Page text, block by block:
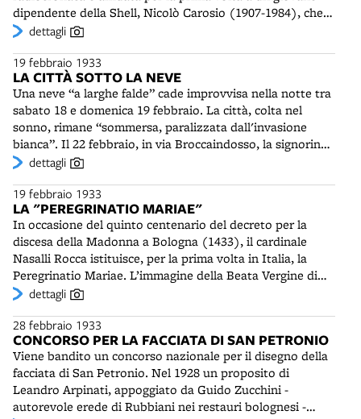
Alcune barche saranno travolte dalla piena eccezionale
del 19 novembre 1940. Quelle restanti funzioneranno da
traghetto fino all'inverno 1945-46, quando saranno
trascinate via dal ghiaccio. Verranno ritrovate più tardi e
allora la famiglia Casagrande appronterà con quelle ed
altre una passerella per gli operai che giornalmente
vanno al lavoro a Bologna. La grande piena del 1951
trascinerà via anche questa passerella. Con le due barche
ritrovate a valle poco lontano sarà attivato un nuovo
traghetto dalla famiglia Battistini. Un ultimo ponte di
barche sarà distrutto dalla piena del 1966, che segnerà la
fine definitiva del traghetto di Trebbo.
dipendente della Shell, Nicolò Carosio (1907-1984), che
rimarrà, fino ai mondiali del 1970, il numero uno dei
carriera Carosio lavorerà per l’Eiar, e quindi per la Rai,
sempre solo come collaboratore esterno.
dettagli
19 febbraio 1933
LA CITTÀ SOTTO LA NEVE
Una neve “a larghe falde” cade improvvisa nella notte tra
sabato 18 e domenica 19 febbraio. La città, colta nel
sonno, rimane “sommersa, paralizzata dall'invasione
bianca”. Il 22 febbraio, in via Broccaindosso, la signorina
Atlantide Marchesini è letteralmente sepolta sotto un
giorno le scuole rimangono chiuse, mancando i percorsi
di accesso, ma l'indomani riaprono, nonostante il
persistere del maltempo: alle elemetari, soprattutto, i
bambini trovano assitenza e conforto e una refezione
calda, necessaria in questo frangente. L'ufficio di
collocamento si mobilita per reperire gli spalatori: ne
vengono impiegati 8.636 e oltre 300 carrette di birocciai
per il trasporto della neve.
dettagli
19 febbraio 1933
LA "PEREGRINATIO MARIAE"
In occasione del quinto centenario del decreto per la
discesa della Madonna a Bologna (1433), il cardinale
Nasalli Rocca istituisce, per la prima volta in Italia, la
Peregrinatio Mariae. L’immagine della Beata Vergine di
San Luca viene portata in pellegrinaggio nei principali
dettagli
28 febbraio 1933
CONCORSO PER LA FACCIATA DI SAN PETRONIO
Viene bandito un concorso nazionale per il disegno della
facciata di San Petronio. Nel 1928 un proposito di
Leandro Arpinati, appoggiato da Guido Zucchini -
autorevole erede di Rubbiani nei restauri bolognesi -